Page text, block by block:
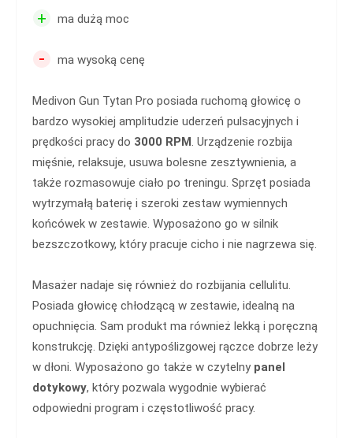
+ ma dużą moc
- ma wysoką cenę
Medivon Gun Tytan Pro posiada ruchomą głowicę o
bardzo wysokiej amplitudzie uderzeń pulsacyjnych i
prędkości pracy do 3000 RPM. Urządzenie rozbija
mięśnie, relaksuje, usuwa bolesne zesztywnienia, a
także rozmasowuje ciało po treningu. Sprzęt posiada
wytrzymałą baterię i szeroki zestaw wymiennych
końcówek w zestawie. Wyposażono go w silnik
bezszczotkowy, który pracuje cicho i nie nagrzewa się.
Masażer nadaje się również do rozbijania cellulitu.
Posiada głowicę chłodzącą w zestawie, idealną na
opuchnięcia. Sam produkt ma również lekką i poręczną
konstrukcję. Dzięki antypoślizgowej rączce dobrze leży
w dłoni. Wyposażono go także w czytelny panel
dotykowy, który pozwala wygodnie wybierać
odpowiedni program i częstotliwość pracy.